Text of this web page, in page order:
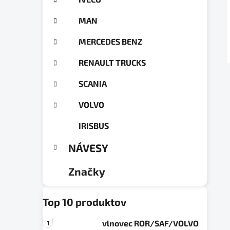
MAN
MERCEDES BENZ
RENAULT TRUCKS
SCANIA
VOLVO
IRISBUS
NÁVESY
Značky
Top 10 produktov
vlnovec ROR/SAF/VOLVO